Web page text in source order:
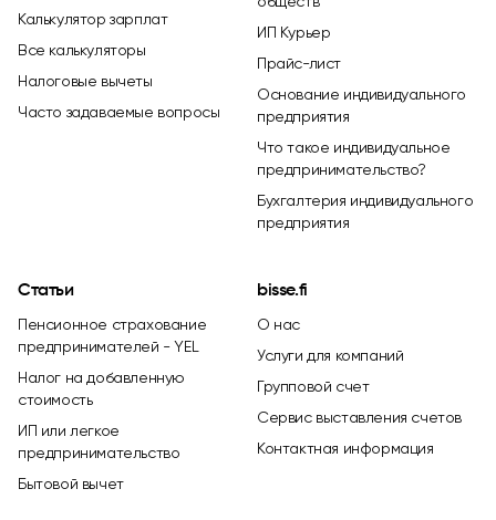
Калькулятор зарплат
Все калькуляторы
Налоговые вычеты
Часто задаваемые вопросы
ИП Курьер
Прайс-лист
Основание индивидуального
предприятия
Что такое индивидуальное
предпринимательство?
Бухгалтерия индивидуального
предприятия
Статьи
Пенсионное страхование
предпринимателей - YEL
Налог на добавленную
стоимость
ИП или легкое
предпринимательство
Бытовой вычет
bisse.fi
О нас
Услуги для компаний
Групповой счет
Сервис выставления счетов
Контактная информация